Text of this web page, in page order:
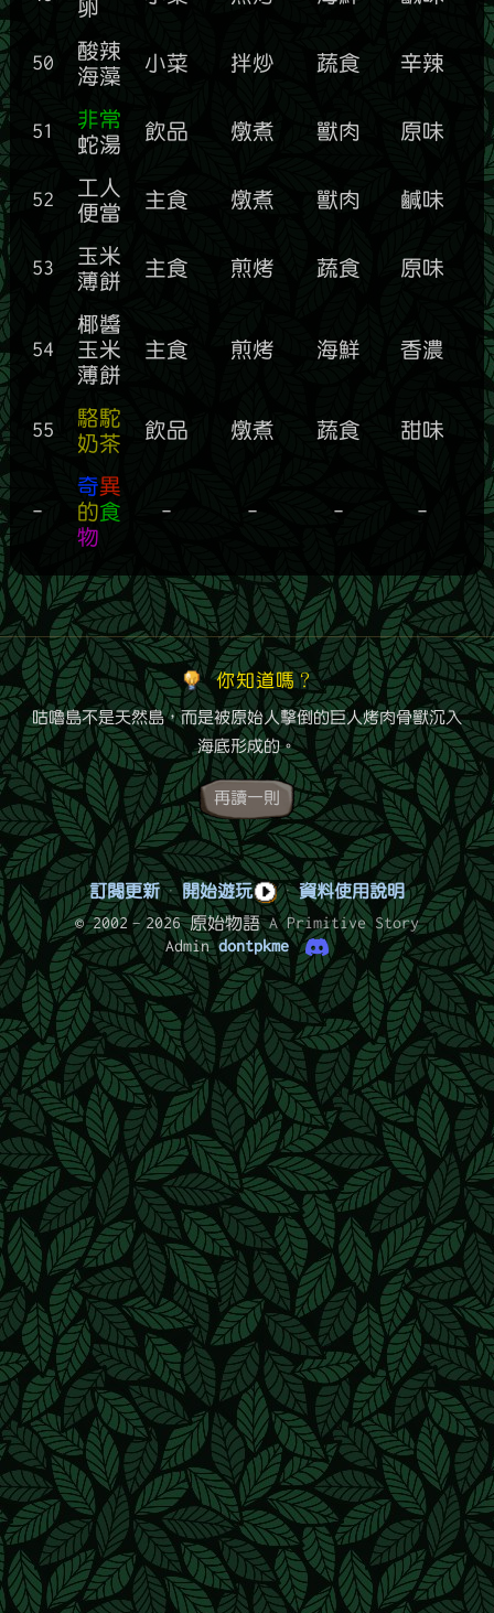
卵
50
酸辣
海藻
小菜 拌炒 蔬食 辛辣
51
非常
蛇湯
飲品 燉煮 獸肉 原味
52
工人
便當
主食 燉煮 獸肉 鹹味
53
玉米
薄餅
主食 煎烤 蔬食 原味
54
椰醬
玉米
薄餅
主食 煎烤 海鮮 香濃
55
駱駝
奶茶
飲品 燉煮 蔬食 甜味
-
奇異
的食
物
- - - -
你知道嗎？
咕嚕島不是天然島，而是被原始人擊倒的巨人烤肉骨獸沉入
海底形成的。
再讀一則
訂閱更新 · 開始遊玩 · 資料使用說明
© 2002–2026 原始物語A Primitive Story
Admindontpkme